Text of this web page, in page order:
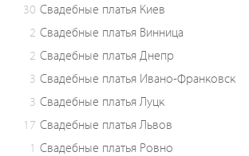
30 Свадебные платья Киев
2 Свадебные платья Винница
2 Свадебные платья Днепр
3 Свадебные платья Ивано-Франковск
3 Свадебные платья Луцк
17 Свадебные платья Львов
1 Свадебные платья Ровно